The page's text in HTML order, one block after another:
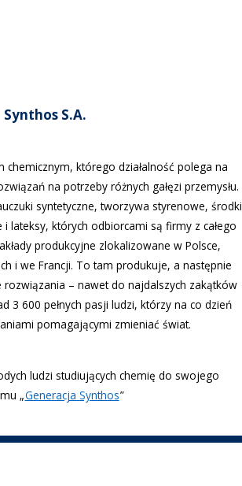
Synthos S.A.
chemicznym, którego działalność polega na
na potrzeby różnych gałęzi przemysłu.
syntetyczne, tworzywa styrenowe, środki
lateksy, których odbiorcami są firmy z całego
produkcyjne zlokalizowane w Polsce,
i we Francji. To tam produkuje, a następnie
– nawet do najdalszych zakątków
3 600 pełnych pasji ludzi, którzy na co dzień
pomagającymi zmieniać świat.
ludzi studiujących chemię do swojego
„Generacja Synthos”